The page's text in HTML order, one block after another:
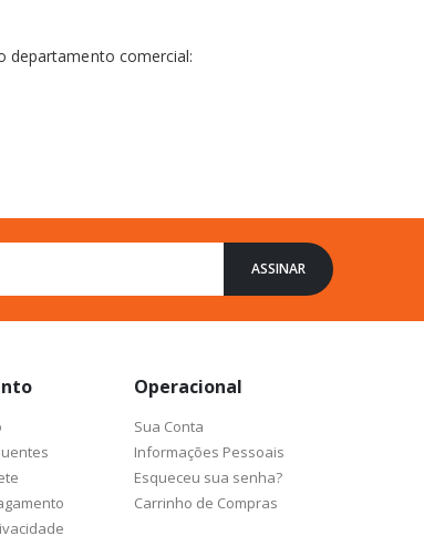
departamento comercial:
ASSINAR
Operacional
Sua Conta
Informações Pessoais
Esqueceu sua senha?
Carrinho de Compras